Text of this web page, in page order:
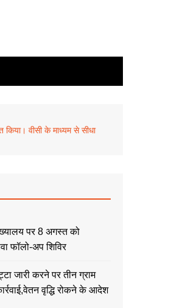
वीसी के माध्यम से सीधा
पर 8 अगस्त को
फॉलो-अप शिविर
जारी करने पर तीन ग्राम
वृद्धि रोकने के आदेश